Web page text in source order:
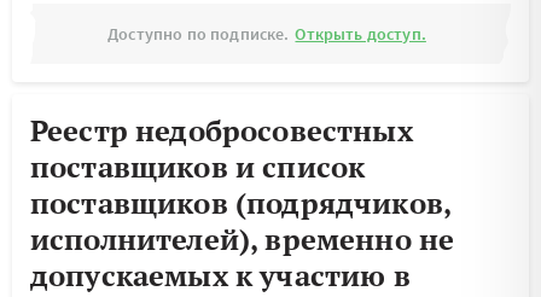
Доступно по подписке. Открыть доступ.
Реестр недобросовестных
поставщиков и список
поставщиков (подрядчиков,
исполнителей), временно не
допускаемых к участию в